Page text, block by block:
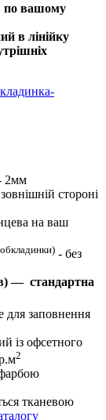
по вашому
в лінійку
2мм
стороні
на ваш
- без
— стандартна
для заповнення
із офсетного
2
тканевою